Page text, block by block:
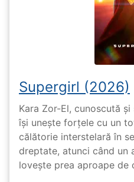
Supergirl (2026)
Kara Zor-El, cunoscută
își unește forțele cu un
călătorie interstelară în
dreptate, atunci când un
lovește prea aproape de